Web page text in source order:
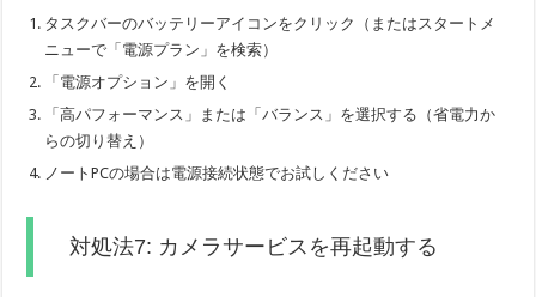
タスクバーのバッテリーアイコンをクリック（またはスタートメ
ニューで「電源プラン」を検索）
「電源オプション」を開く
「高パフォーマンス」または「バランス」を選択する（省電力か
らの切り替え）
ノートPCの場合は電源接続状態でお試しください
対処法7: カメラサービスを再起動する